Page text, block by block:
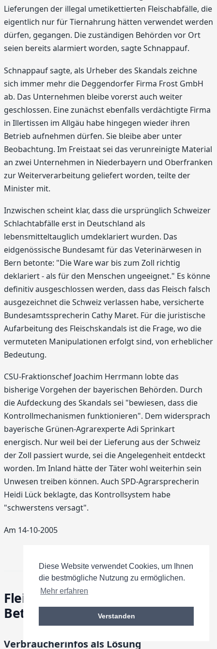
Diese Website verwendet Cookies, um Ihnen
die bestmögliche Nutzung zu ermöglichen.
Mehr erfahren
Verstanden
Lieferungen der illegal umetikettierten Fleischabfälle, die
eigentlich nur für Tiernahrung hätten verwendet werden
dürfen, gegangen. Die zuständigen Behörden vor Ort
seien bereits alarmiert worden, sagte Schnappauf.
Schnappauf sagte, als Urheber des Skandals zeichne
sich immer mehr die Deggendorfer Firma Frost GmbH
ab. Das Unternehmen bleibe vorerst auch weiter
geschlossen. Eine zunächst ebenfalls verdächtigte Firma
in Illertissen im Allgäu habe hingegen wieder ihren
Betrieb aufnehmen dürfen. Sie bleibe aber unter
Beobachtung. Im Freistaat sei das verunreinigte Material
an zwei Unternehmen in Niederbayern und Oberfranken
zur Weiterverarbeitung geliefert worden, teilte der
Minister mit.
Inzwischen scheint klar, dass die ursprünglich Schweizer
Schlachtabfälle erst in Deutschland als
lebensmitteltauglich umdeklariert wurden. Das
eidgenössische Bundesamt für das Veterinärwesen in
Bern betonte: "Die Ware war bis zum Zoll richtig
deklariert - als für den Menschen ungeeignet." Es könne
definitiv ausgeschlossen werden, dass das Fleisch falsch
ausgezeichnet die Schweiz verlassen habe, versicherte
Bundesamtssprecherin Cathy Maret. Für die juristische
Aufarbeitung des Fleischskandals ist die Frage, wo die
vermuteten Manipulationen erfolgt sind, von erheblicher
Bedeutung.
CSU-Fraktionschef Joachim Herrmann lobte das
bisherige Vorgehen der bayerischen Behörden. Durch
die Aufdeckung des Skandals sei "bewiesen, dass die
Kontrollmechanismen funktionieren". Dem widersprach
bayerische Grünen-Agrarexperte Adi Sprinkart
energisch. Nur weil bei der Lieferung aus der Schweiz
der Zoll passiert wurde, sei die Angelegenheit entdeckt
worden. Im Inland hätte der Täter wohl weiterhin sein
Unwesen treiben können. Auch SPD-Agrarsprecherin
Heidi Lück beklagte, das Kontrollsystem habe
"schwerstens versagt".
Am 14-10-2005
Fleisch-Skandalfirma behält
Betriebsgenehmigung
Verbraucherinfos als Lösung